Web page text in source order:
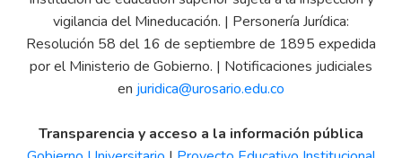
vigilancia del Mineducación. | Personería Jurídica:
Resolución 58 del 16 de septiembre de 1895 expedida
por el Ministerio de Gobierno. | Notificaciones judiciales
en juridica@urosario.edu.co
Transparencia y acceso a la información pública